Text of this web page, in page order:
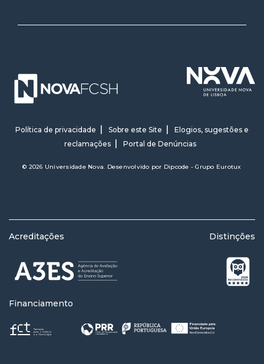
Política de privacidade Sobre este Site
Elogios, sugestões e
reclamações
Portal de Denúncias
© 2026 Universidade Nova. Desenvolvido por Dipcode - Grupo Eurotux
Acreditações Distinções
Financiamento